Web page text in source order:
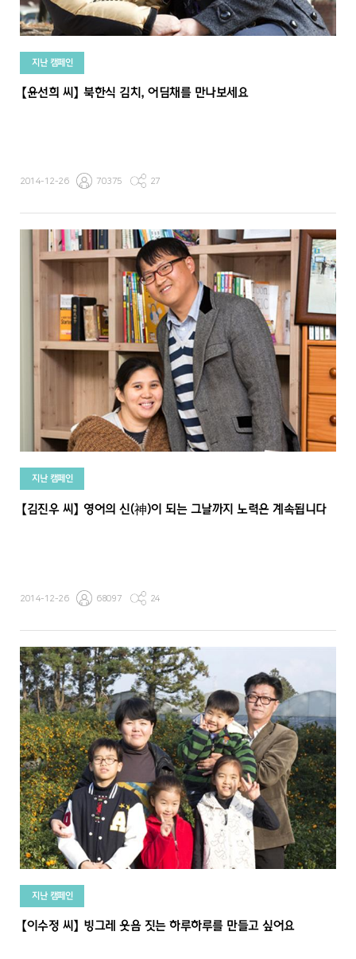
지난 캠페인
【윤선희 씨】 북한식 김치, 어딤채를 만나보세요
2014-12-26 70375 27
지난 캠페인
【김진우 씨】 영어의 신(神)이 되는 그날까지 노력은 계속됩니다
2014-12-26 68097 24
지난 캠페인
【이수정 씨】 빙그레 웃음 짓는 하루하루를 만들고 싶어요